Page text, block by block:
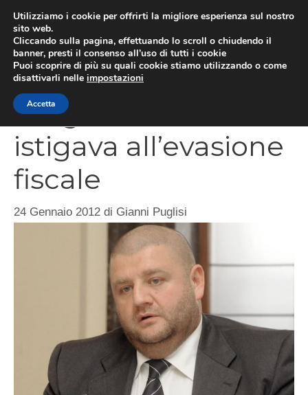
contenuto
Il leghista che
istigava all’evasione
fiscale
24 Gennaio 2012 di Gianni Puglisi
Utilizziamo i cookie per offrirti la migliore esperienza sul nostro
sito web.
Cliccando sulla pagina, effettuando lo scroll o chiudendo il
banner, presti il consenso all’uso di tutti i cookie
Puoi scoprire di più su quali cookie stiamo utilizzando o come
disattivarli nelle impostazioni
Accetta